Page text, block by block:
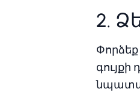
2.